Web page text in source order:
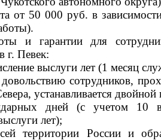
от 50 000 руб. в
и гарантии для
г. Певек:
выслуги лет (1 месяц
сотрудников,
устанавливается
дней (с учетом 10
лет);
территории России и